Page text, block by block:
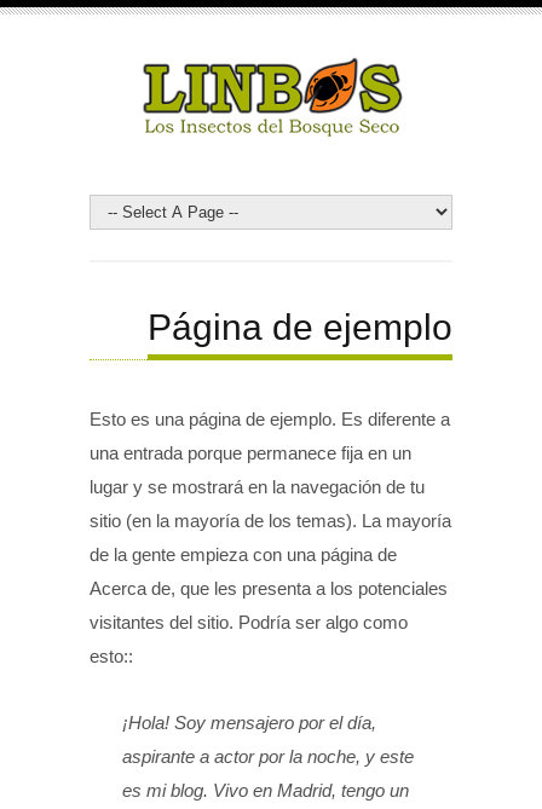
Página de ejemplo
Esto es una página de ejemplo. Es diferente a
una entrada porque permanece fija en un
lugar y se mostrará en la navegación de tu
sitio (en la mayoría de los temas). La mayoría
de la gente empieza con una página de
Acerca de, que les presenta a los potenciales
visitantes del sitio. Podría ser algo como
esto::
¡Hola! Soy mensajero por el día,
aspirante a actor por la noche, y este
es mi blog. Vivo en Madrid, tengo un